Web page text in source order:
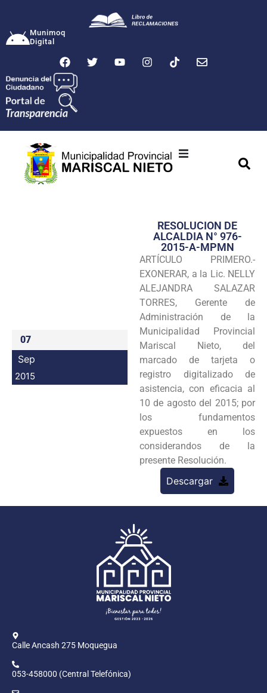
Munimoq
Digital
Transparencia
Seguridad
Programas
Intranet
07
Sep
2015
RESOLUCION DE
ALCALDIA N° 976-
2015-A-MPMN
ARTÍCULO PRIMERO.-
EXONERAR, a la Lic. NELLY
ALEJANDRA SALAZAR
TORRES, Gerente de
Administración de la
Municipalidad Provincial
Mariscal Nieto, del
marcado de tarjeta o
registro digitalizado de
asistencia, con eficacia al
10 de agosto del 2015; por
los fundamentos
expuestos en los
considerandos de la
presente Resolución.
Descargar
Calle Ancash 275 Moquegua
053-458000 (Central Telefónica)